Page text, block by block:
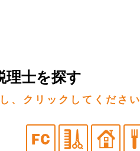
理士を探す
、クリックしてください